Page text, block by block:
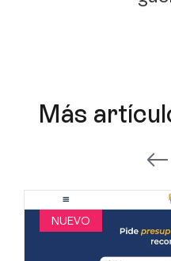
Más
NUEVO